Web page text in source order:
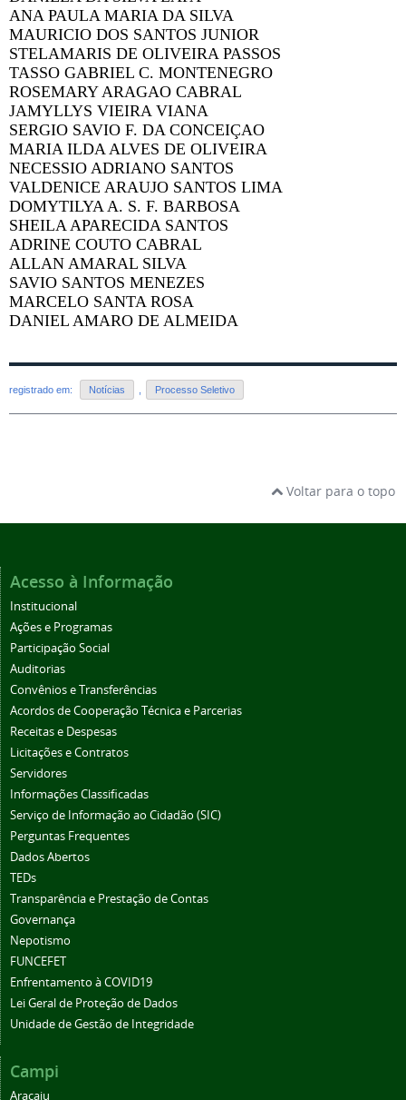
ANA PAULA MARIA DA SILVA
MAURICIO DOS SANTOS JUNIOR
STELAMARIS DE OLIVEIRA PASSOS
TASSO GABRIEL C. MONTENEGRO
ROSEMARY ARAGAO CABRAL
JAMYLLYS VIEIRA VIANA
SERGIO SAVIO F. DA CONCEIÇAO
MARIA ILDA ALVES DE OLIVEIRA
NECESSIO ADRIANO SANTOS
VALDENICE ARAUJO SANTOS LIMA
DOMYTILYA A. S. F. BARBOSA
SHEILA APARECIDA SANTOS
ADRINE COUTO CABRAL
ALLAN AMARAL SILVA
SAVIO SANTOS MENEZES
MARCELO SANTA ROSA
DANIEL AMARO DE ALMEIDA
registrado em: Notícias Processo Seletivo
Voltar para o topo
Acesso à Informação
Institucional
Ações e Programas
Participação Social
Auditorias
Convênios e Transferências
Acordos de Cooperação Técnica e Parcerias
Receitas e Despesas
Licitações e Contratos
Servidores
Informações Classificadas
Serviço de Informação ao Cidadão (SIC)
Perguntas Frequentes
Dados Abertos
TEDs
Transparência e Prestação de Contas
Governança
Nepotismo
FUNCEFET
Enfrentamento à COVID19
Lei Geral de Proteção de Dados
Unidade de Gestão de Integridade
Campi
Aracaju